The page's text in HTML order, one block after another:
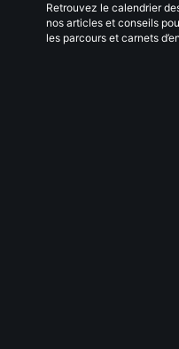
Retrouvez le calendrier
nos articles et conseils
les parcours et carnets